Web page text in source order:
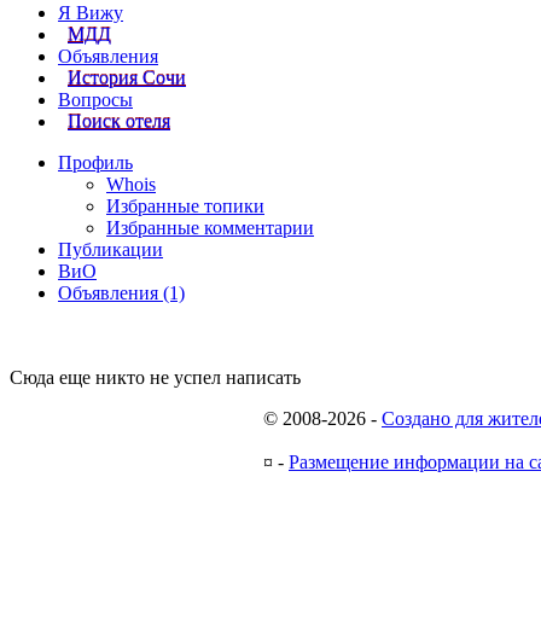
Я Вижу
МДД
Объявления
История Сочи
Вопросы
Поиск отеля
Профиль
Whois
Избранные топики
Избранные комментарии
Публикации
ВиО
Объявления (1)
Сюда еще никто не успел написать
© 2008-2026 - Создано для
¤ - Размещение информации на